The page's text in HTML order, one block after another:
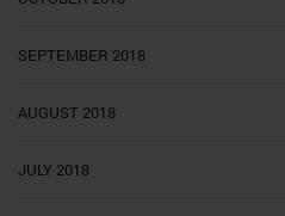
SEPTEMBER 2018
AUGUST 2018
JULY 2018